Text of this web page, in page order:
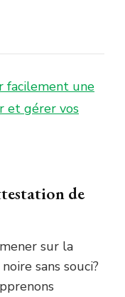
de
sur la
sans souci?